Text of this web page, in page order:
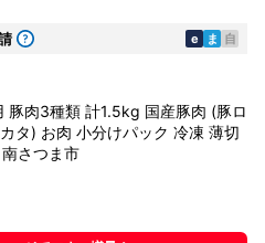
e ま 自
豚肉3種類 計1.5kg 国産豚肉 (豚ロ
タ) お肉 小分けパック 冷凍 薄切
さつま市